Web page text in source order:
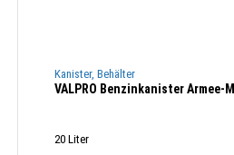
Kanister, Behälter
VALPRO Benzinkanister Armee-
20 Liter